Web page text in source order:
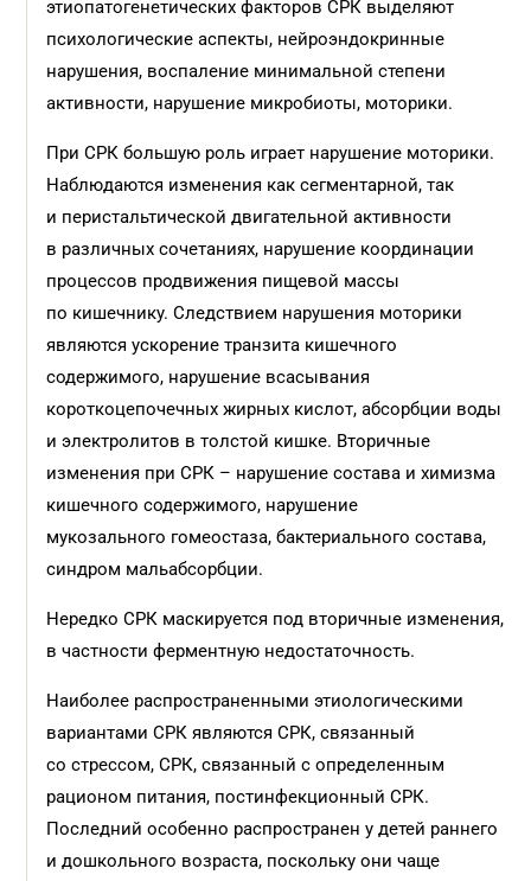
этиопатогенетических факторов СРК выделяют
психологические аспекты, нейроэндокринные
нарушения, воспаление минимальной степени
активности, нарушение микробиоты, моторики.
При СРК большую роль играет нарушение моторики.
Наблюдаются изменения как сегментарной, так
и перистальтической двигательной активности
в различных сочетаниях, нарушение координации
процессов продвижения пищевой массы
по кишечнику. Следствием нарушения моторики
являются ускорение транзита кишечного
содержимого, нарушение всасывания
короткоцепочечных жирных кислот, абсорбции воды
и электролитов в толстой кишке. Вторичные
изменения при СРК – нарушение состава и химизма
кишечного содержимого, нарушение
мукозального гомеостаза, бактериального состава,
синдром мальабсорбции.
Нередко СРК маскируется под вторичные изменения,
в частности ферментную недостаточность.
Наиболее распространенными этиологическими
вариантами СРК являются СРК, связанный
со стрессом, СРК, связанный с определенным
рационом питания, постинфекционный СРК.
Последний особенно распространен у детей раннего
и дошкольного возраста, поскольку они чаще